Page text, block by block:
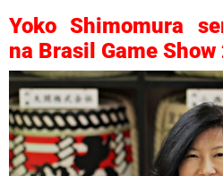
Yoko Shimomura
na Brasil Game Show